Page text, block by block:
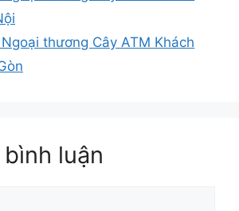
thương Cây ATM Khách
luận